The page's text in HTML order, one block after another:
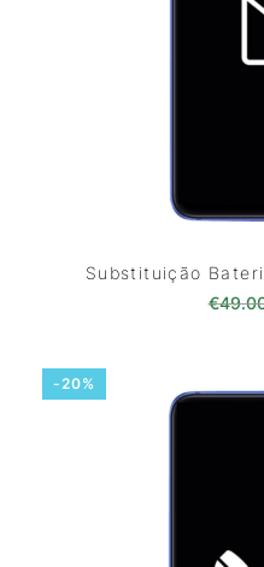
Substituição
€
-20%